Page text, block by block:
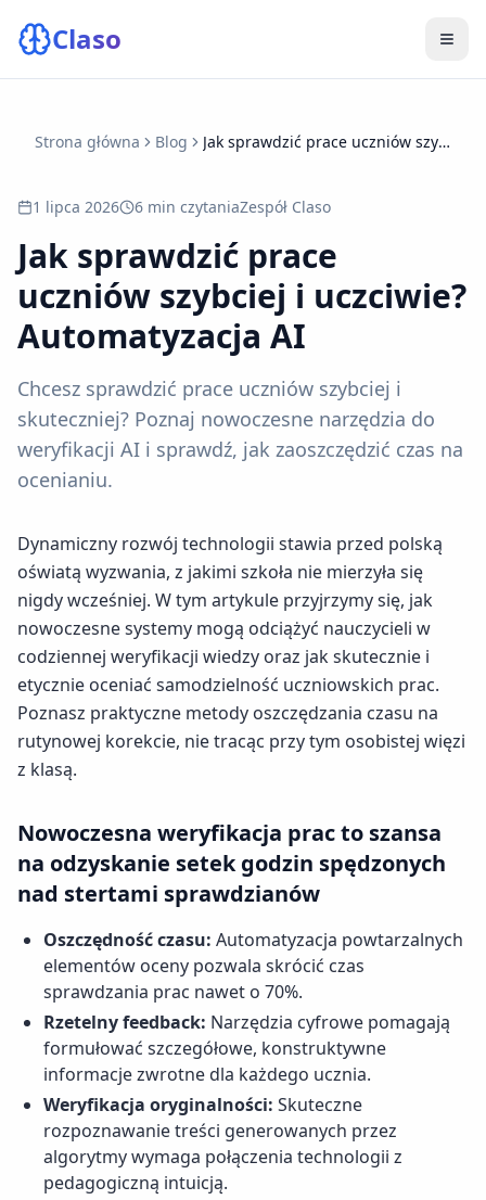
Claso
Strona główna Blog Jak sprawdzić prace uczniów szybciej i uczciwie? Automatyzacja AI
1 lipca 2026 6 min czytaniaZespół Claso
Jak sprawdzić prace
uczniów szybciej i uczciwie?
Automatyzacja AI
Chcesz sprawdzić prace uczniów szybciej i
skuteczniej? Poznaj nowoczesne narzędzia do
weryfikacji AI i sprawdź, jak zaoszczędzić czas na
ocenianiu.
Dynamiczny rozwój technologii stawia przed polską
oświatą wyzwania, z jakimi szkoła nie mierzyła się
nigdy wcześniej. W tym artykule przyjrzymy się, jak
nowoczesne systemy mogą odciążyć nauczycieli w
codziennej weryfikacji wiedzy oraz jak skutecznie i
etycznie oceniać samodzielność uczniowskich prac.
Poznasz praktyczne metody oszczędzania czasu na
rutynowej korekcie, nie tracąc przy tym osobistej więzi
z klasą.
Nowoczesna weryfikacja prac to szansa
na odzyskanie setek godzin spędzonych
nad stertami sprawdzianów
Oszczędność czasu: Automatyzacja powtarzalnych
elementów oceny pozwala skrócić czas
sprawdzania prac nawet o 70%.
Rzetelny feedback: Narzędzia cyfrowe pomagają
formułować szczegółowe, konstruktywne
informacje zwrotne dla każdego ucznia.
Weryfikacja oryginalności: Skuteczne
rozpoznawanie treści generowanych przez
algorytmy wymaga połączenia technologii z
pedagogiczną intuicją.